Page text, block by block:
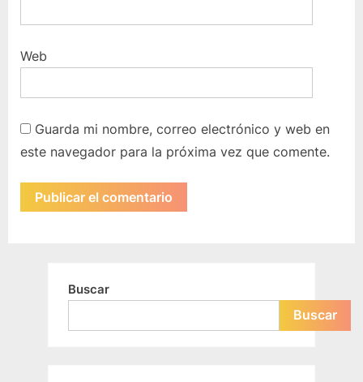
Web
Guarda mi nombre, correo electrónico y web en
este navegador para la próxima vez que comente.
Buscar
Buscar